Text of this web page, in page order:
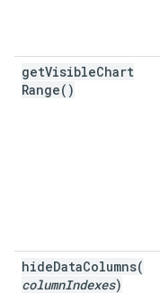
getVisibleChart
Range( )
hideDataColumns(
columnIndexes)